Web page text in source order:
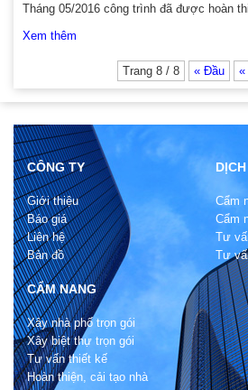
Tháng 05/2016 công trình đã được hoàn
Xem thêm
Trang 8 / 8 « Đầu «
CÔNG TY
Giới thiệu
Báo giá
Liên hệ
Bản đồ
Cẩm
Cẩm
Tư
Tư
CẨM NANG
Xây nhà phố trọn gói
Xây biệt thự trọn gói
Tư vấn thiết kế
Hoàn thiện, cải tạo nhà